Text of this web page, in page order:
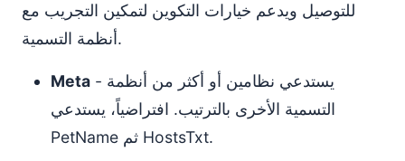
للتوصيل ويدعم خيارات التكوين لتمكين التجريب مع
أنظمة التسمية.
Meta - يستدعي نظامين أو أكثر من أنظمة
التسمية الأخرى بالترتيب. افتراضياً، يستدعي
PetName ثم HostsTxt.